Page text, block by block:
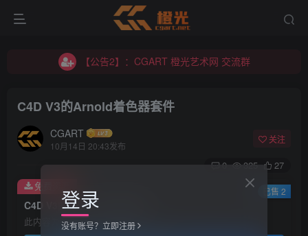
【公告2】：CGART 橙光艺术网 交流群
【公告2】：CGART 橙光艺术网 交流群
C4D V3的Arnold着色器套件
CGART
10月14日 20:43发布
关注
0 325 27
C4D V3的Arnold着色器套件
此内容为免费资源，请登录后查看
免费资源 已售 2
登录
没有账号？立即注册